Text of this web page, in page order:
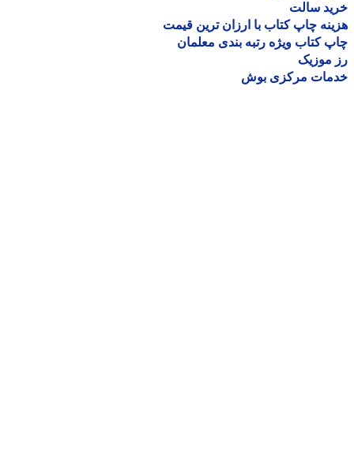
سالت
چاپ کتاب با ارزان ترین قیمت
کتاب ویژه رتبه بندی معلمان
موزیک
مرکزی بوش